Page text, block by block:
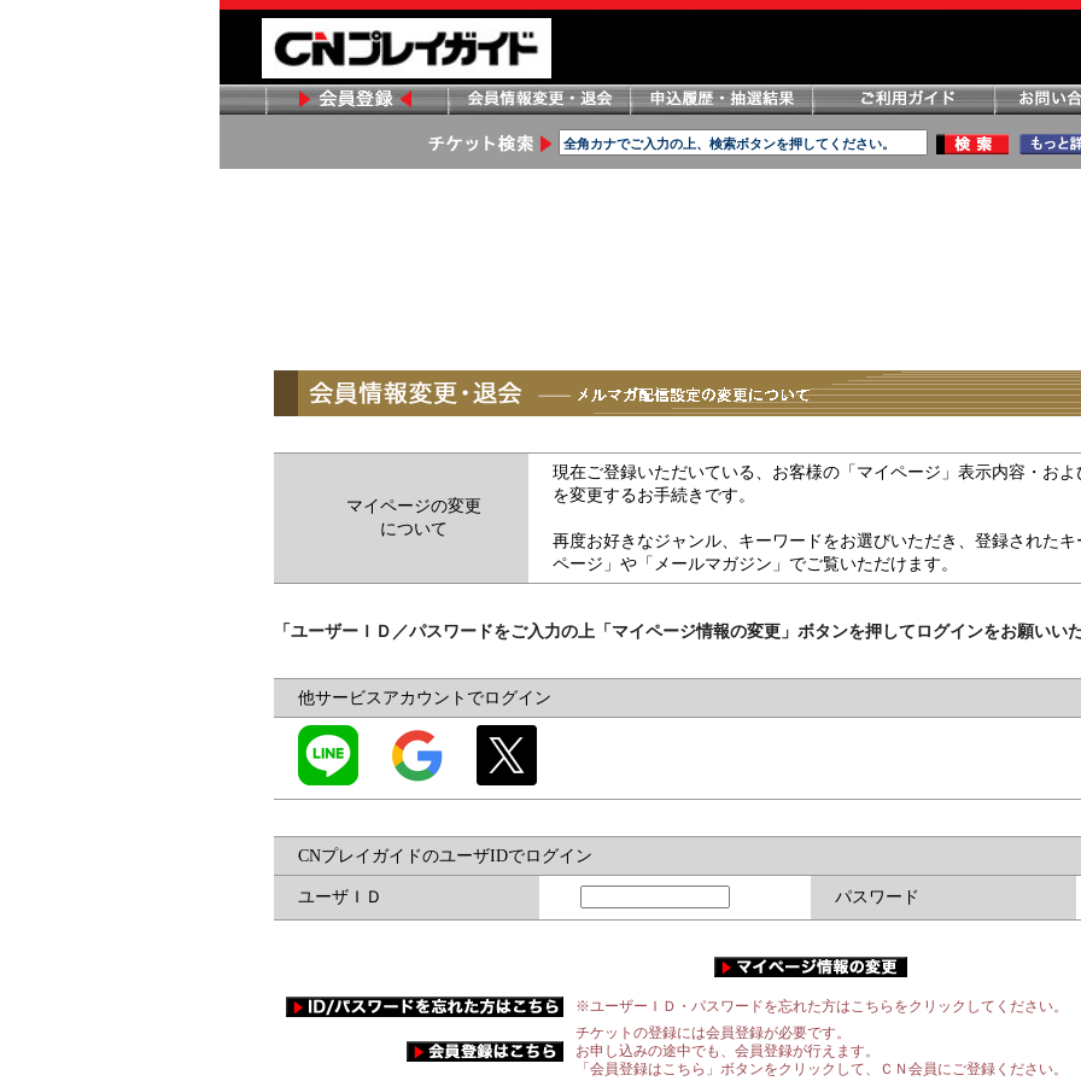
マイページの変更
について
現在ご登録いただいている、お客様の「マイページ」表示内容・お
を変更するお手続きです。
再度お好きなジャンル、キーワードをお選びいただき、登録された
ページ」や「メールマガジン」でご覧いただけます。
「ユーザーＩＤ／パスワードをご入力の上「マイページ情報の変更」ボタンを押してログインをお願いいた
他サービスアカウントでログイン
CNプレイガイドのユーザIDでログイン
ユーザＩＤ パスワード
※ユーザーＩＤ・パスワードを忘れた方はこちらをクリックしてください。
チケットの登録には会員登録が必要です。
お申し込みの途中でも、会員登録が行えます。
「会員登録はこちら」ボタンをクリックして、ＣＮ会員にご登録ください。